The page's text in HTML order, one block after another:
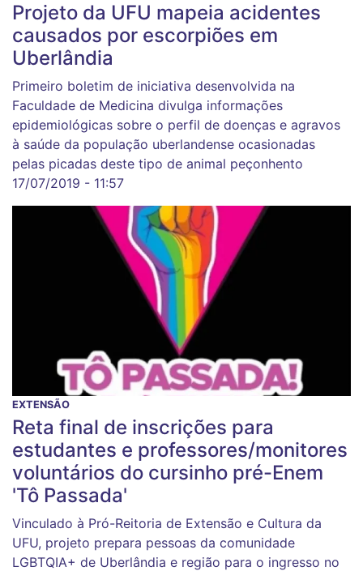
Projeto da UFU mapeia acidentes
causados por escorpiões em
Uberlândia
Primeiro boletim de iniciativa desenvolvida na
Faculdade de Medicina divulga informações
epidemiológicas sobre o perfil de doenças e agravos
à saúde da população uberlandense ocasionadas
pelas picadas deste tipo de animal peçonhento
17/07/2019 - 11:57
EXTENSÃO
Reta final de inscrições para
estudantes e professores/monitores
voluntários do cursinho pré-Enem
'Tô Passada'
Vinculado à Pró-Reitoria de Extensão e Cultura da
UFU, projeto prepara pessoas da comunidade
LGBTQIA+ de Uberlândia e região para o ingresso no